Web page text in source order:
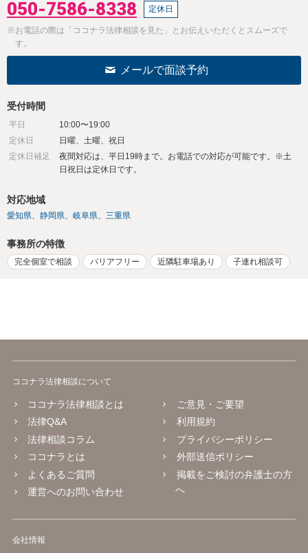
050-7586-8338 定休日
※お電話の際は「ココナラ法律相談を見た」とお伝えいただくとスムーズで
す。
メールで面談予約
受付時間
平日
10:00〜19:00
定休日
日曜、土曜、祝日
定休日補足
夜間対応は、平日19時まで。お電話での対応が可能です。※土
日祝日は定休日です。
対応地域
愛知県 静岡県 岐阜県 三重県
事務所の特徴
完全個室で相談 バリアフリー 近隣駐車場あり 子連れ相談可
ココナラ法律相談について
ココナラ法律相談とは
法律Q&A
法律相談コラム
ココナラとは
よくあるご質問
運営へのお問い合わせ
ご意見・ご要望
利用規約
プライバシーポリシー
外部送信ポリシー
掲載をご検討の弁護士の方
へ
会社情報